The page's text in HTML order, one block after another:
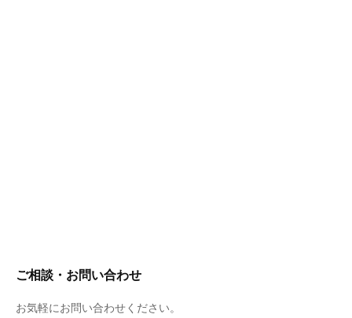
ご相談・お問い合わせ
お気軽にお問い合わせください。